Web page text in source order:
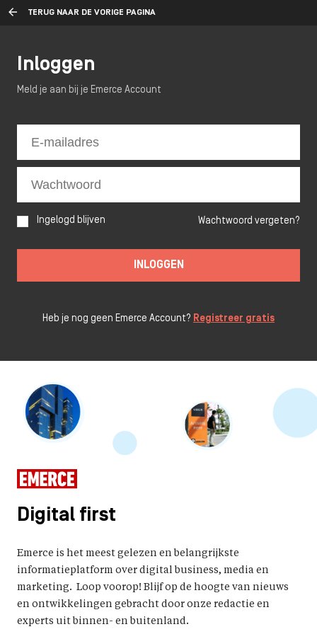
TERUG NAAR DE VORIGE PAGINA
Digital first
Emerce is het meest gelezen en belangrijkste
informatieplatform over digital business, media en
marketing. Loop voorop! Blijf op de hoogte van nieuws
en ontwikkelingen gebracht door onze redactie en
experts uit binnen- en buitenland.
Inloggen
Meld je aan bij je Emerce Account
Ingelogd blijven Wachtwoord vergeten?
INLOGGEN
Heb je nog geen Emerce Account? Registreer gratis